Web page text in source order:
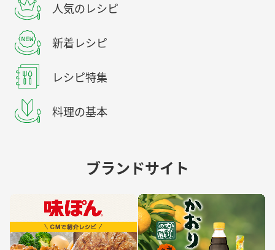
人気のレシピ
新着レシピ
レシピ特集
料理の基本
ブランドサイト